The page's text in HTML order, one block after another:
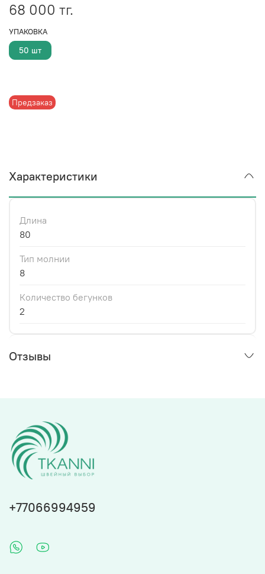
Предзаказ
68 000 тг.
УПАКОВКА
50 шт
Характеристики
Длина
80
Тип молнии
8
Количество бегунков
2
Отзывы
+77066994959